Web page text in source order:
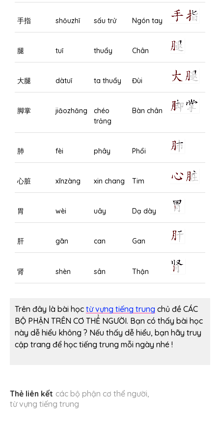
手指 shǒuzhǐ sấu trử Ngón tay
腿 tuǐ thuẩy Chân
大腿 dàtuǐ ta thuẩy Đùi
脚掌 jiǎozhǎng
chéo
trảng
Bàn chân
肺 fèi phây Phổi
心脏 xīnzàng xin chang Tim
胃 wèi uây Dạ dày
肝 gān can Gan
肾 shèn sân Thận
Trên đây là bài học từ vựng tiếng trung chủ đề CÁC
BỘ PHẬN TRÊN CƠ THỂ NGƯỜI. Bạn có thấy bài học
này dễ hiểu không ? Nếu thấy dễ hiểu, bạn hãy truy
cập trang để học tiếng trung mỗi ngày nhé !
Thẻ liên kết các bộ phận cơ thể người
từ vựng tiếng trung